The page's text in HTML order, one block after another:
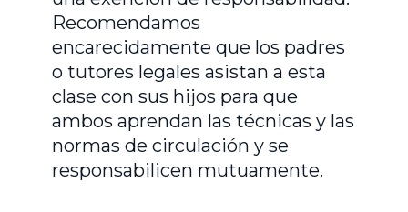
Recomendamos
encarecidamente que los padres
o tutores legales asistan a esta
clase con sus hijos para que
ambos aprendan las técnicas y las
normas de circulación y se
responsabilicen mutuamente.